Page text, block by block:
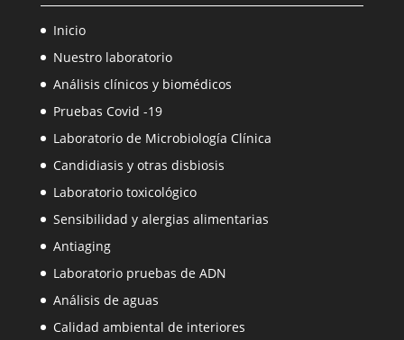
Inicio
Nuestro laboratorio
Análisis clínicos y biomédicos
Pruebas Covid -19
Laboratorio de Microbiología Clínica
Candidiasis y otras disbiosis
Laboratorio toxicológico
Sensibilidad y alergias alimentarias
Antiaging
Laboratorio pruebas de ADN
Análisis de aguas
Calidad ambiental de interiores